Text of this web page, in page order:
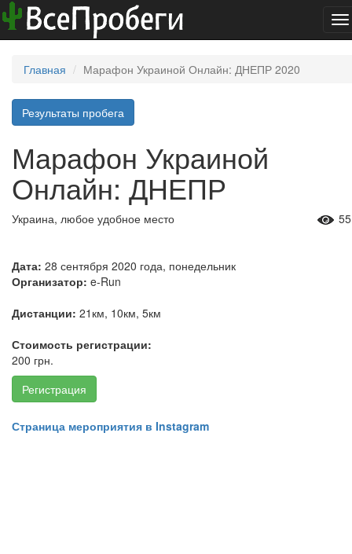
Главная Марафон Украиной Онлайн: ДНЕПР 2020
Результаты пробега
Марафон Украиной
Онлайн: ДНЕПР
Украина, любое удобное место
Дата: 28 сентября 2020 года, понедельник
Организатор: e-Run
Дистанции: 21км, 10км, 5км
Стоимость регистрации:
200 грн.
Регистрация
Страница мероприятия в Instagram